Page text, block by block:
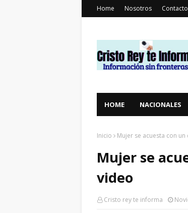
Home Nosotros Contacto
HOME NACIONALES
Inicio Mujer se acuesta con
Mujer se
video
Cristo rey te informa